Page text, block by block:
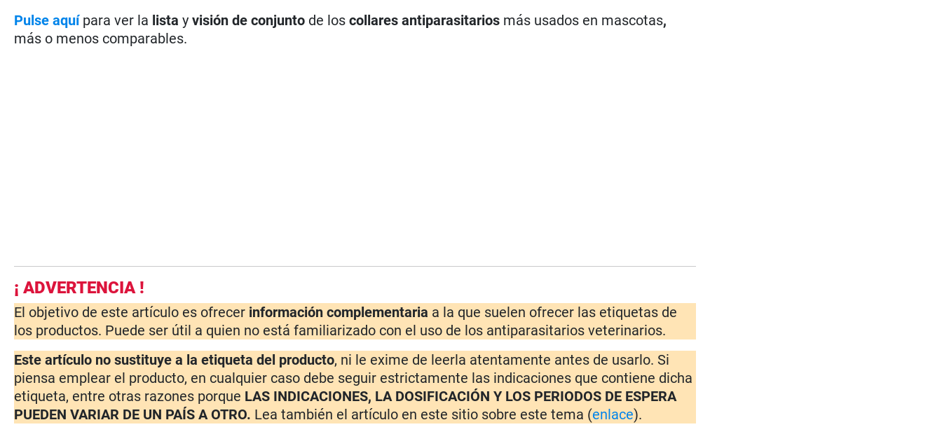
Pulse aquípara ver la lista yvisión de conjunto de loscollares antiparasitarios más usados en mascotas,
más o menos comparables.
¡ ADVERTENCIA !
El objetivo de este artículo es ofrecer información complementaria a la que suelen ofrecer las etiquetas de
los productos. Puede ser útil a quien no está familiarizado con el uso de los antiparasitarios veterinarios.
Este artículo no sustituye a la etiqueta del producto, ni le exime de leerla atentamente antes de usarlo. Si
piensa emplear el producto, en cualquier caso debe seguir estrictamente las indicaciones que contiene dicha
etiqueta, entre otras razones porque LAS INDICACIONES, LA DOSIFICACIÓN Y LOS PERIODOS DE ESPERA
PUEDEN VARIAR DE UN PAÍS A OTRO. Lea también el artículo en este sitio sobre este tema (enlace).